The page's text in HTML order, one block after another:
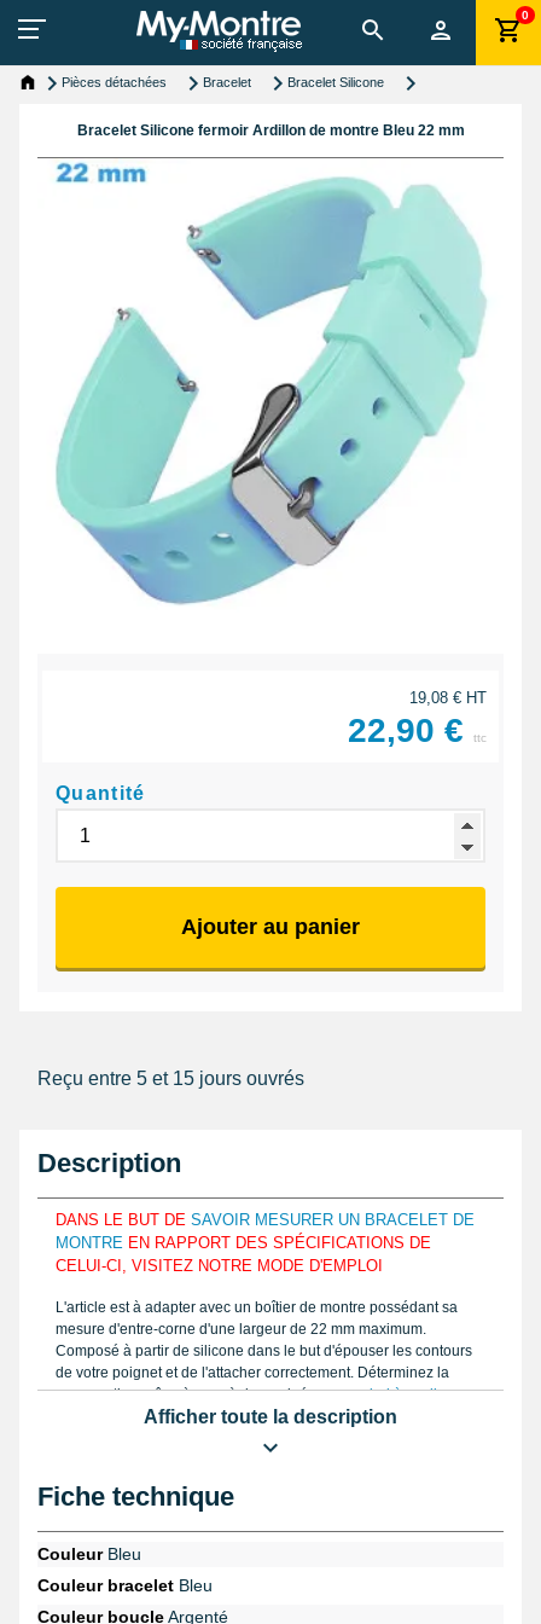
0
Pièces détachées Bracelet Bracelet Silicone
Bracelet Silicone fermoir Ardillon de montre Bleu 22 mm
19,08 € HT
22,90 € ttc
Quantité
Ajouter au panier
Reçu entre 5 et 15 jours ouvrés
Description
DANS LE BUT DE SAVOIR MESURER UN BRACELET DE
MONTRE EN RAPPORT DES SPÉCIFICATIONS DE
CELUI-CI, VISITEZ NOTRE MODE D'EMPLOI
L'article est à adapter avec un boîtier de montre possédant sa
mesure d'entre-corne d'une largeur de 22 mm maximum.
Composé à partir de silicone dans le but d'épouser les contours
de votre poignet et de l'attacher correctement. Déterminez la
mensuration grâce à une règle graduée ou unpied à coulisse
et dénichez la bonne taille de votre bracelet montre
Ce bracelet est à ajuster au niveau d'un boîtier d'une montre avec
délogé à l'aide du
catégoriemontre Homme Classique
horlogère, ce genre de bracelet.
Afficher toute la description
Fiche technique
CouleurBleu
Couleur bracelet Bleu
Couleur boucleArgenté